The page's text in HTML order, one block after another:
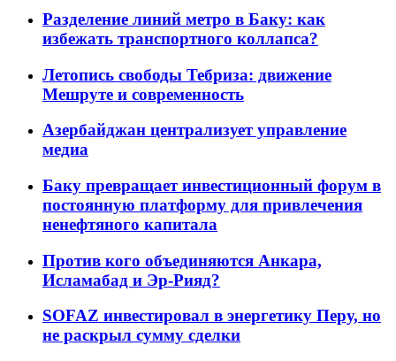
Разделение линий метро в Баку: как
избежать транспортного коллапса?
Летопись свободы Тебриза: движение
Мешруте и современность
Азербайджан централизует управление
медиа
Баку превращает инвестиционный форум в
постоянную платформу для привлечения
ненефтяного капитала
Против кого объединяются Анкара,
Исламабад и Эр-Рияд?
SOFAZ инвестировал в энергетику Перу, но
не раскрыл сумму сделки